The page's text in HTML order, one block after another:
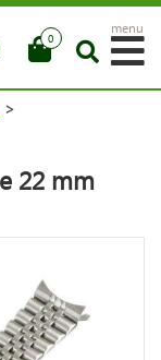
0
menu
>
22 mm